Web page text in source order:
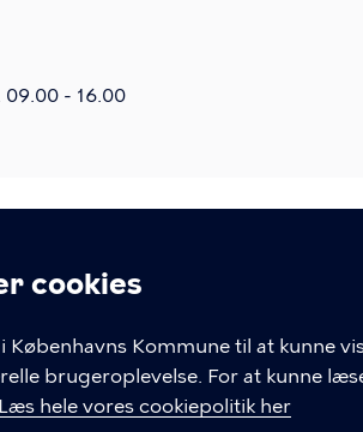
cookies
Kommune til at kunne
brugeroplevelse. For at kunne
Læs hele vores cookiepolitik her
- 16.00
GENVEJE